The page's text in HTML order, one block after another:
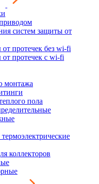
систем защиты от
протечек без wi-fi
протечек с wi-fi
монтажа
пола
коллекторов